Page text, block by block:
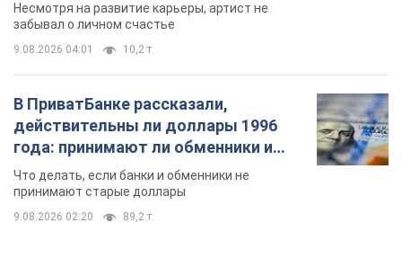
Несмотря на развитие карьеры, артист не
забывал о личном счастье
9.08.2026 04:01 10,2 т.
В ПриватБанке рассказали,
действительны ли доллары 1996
года: принимают ли обменники и
банки такие купюры
Что делать, если банки и обменники не
принимают старые доллары
9.08.2026 02:20 89,2 т.